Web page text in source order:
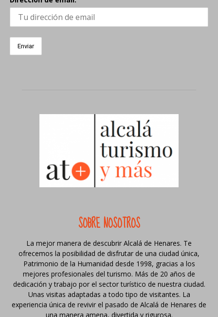
SOBRE NOSOTROS
La mejor manera de descubrir Alcalá de Henares. Te
ofrecemos la posibilidad de disfrutar de una ciudad única,
Patrimonio de la Humanidad desde 1998, gracias a los
mejores profesionales del turismo. Más de 20 años de
dedicación y trabajo por el sector turístico de nuestra ciudad.
Unas visitas adaptadas a todo tipo de visitantes. La
experiencia única de revivir el pasado de Alcalá de Henares de
una manera amena, divertida y rigurosa.